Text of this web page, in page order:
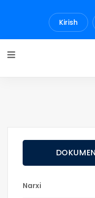
Kirish
Narxi